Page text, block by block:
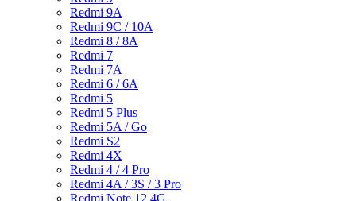
Redmi 9A
Redmi 9C / 10A
Redmi 8 / 8A
Redmi 7
Redmi 7A
Redmi 6 / 6A
Redmi 5
Redmi 5 Plus
Redmi 5A / Go
Redmi S2
Redmi 4X
Redmi 4 / 4 Pro
Redmi 4A / 3S / 3 Pro
Redmi Note 12 4G